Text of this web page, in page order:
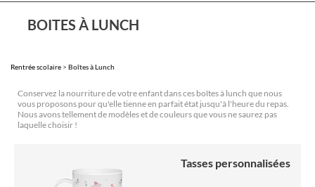
Portugais
BOITES À LUNCH
Rentrée scolaire > Boîtes à Lunch
Conservez la nourriture de votre enfant dans ces boîtes à lunch que nous
vous proposons pour qu'elle tienne en parfait état jusqu'à l'heure du repas.
Nous avons tellement de modèles et de couleurs que vous ne saurez pas
laquelle choisir !
Tasses personnalisées